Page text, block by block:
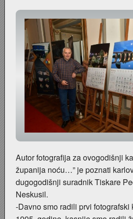
Staklana u Radićevoj ulici
Moda '60-tih
Štafeta mladosti
Regata na Kupi 1977.
Priredba u vrtiću 1972.
Primanje u pionire 29. XI
Povratak s posla
Poplava 1966.
Poduzeće ELEKTRON
Autor fotografija za ovogodišnji
županija noću…” je poznati
dugogodišnji suradnik Tiskare
Neskusil.
-Davno smo radili prvi fotografski